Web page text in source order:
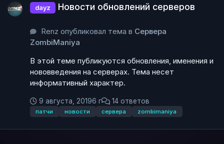
dayz Новости обновлений серверов
Renz опубликовал тема в Сервера
ZombiManiya
В этой теме публикуются обновления, именения и
нововведения на серверах. Тема несет
информативный характер.
9 августа, 20196 г 14 ответов
патчи новости сервера zombimaniya